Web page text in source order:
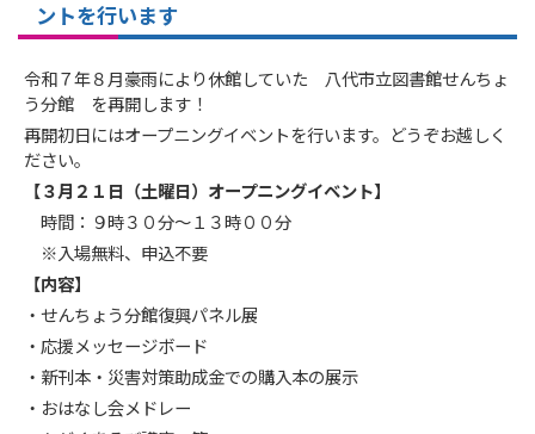
ントを行います
令和７年８月豪雨により休館していた 八代市立図書館せんちょ
う分館 を再開します！
再開初日にはオープニングイベントを行います。どうぞお越しく
ださい。
【３月２１日（土曜日）オープニングイベント】
時間：９時３０分～１３時００分
※入場無料、申込不要
【内容】
・せんちょう分館復興パネル展
・応援メッセージボード
・新刊本・災害対策助成金での購入本の展示
・おはなし会メドレー